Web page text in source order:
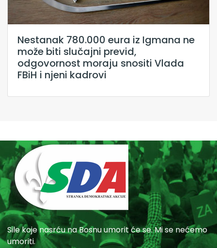
Nestanak 780.000 eura iz Igmana ne
može biti slučajni previd,
odgovornost moraju snositi Vlada
FBiH i njeni kadrovi
Sile koje nasrću na Bosnu umorit će se. Mi se nećemo
umoriti.